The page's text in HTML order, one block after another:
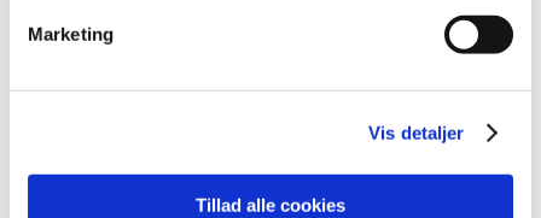
Marketing
Vis detaljer
Tillad alle cookies
september (23)
juli (11)